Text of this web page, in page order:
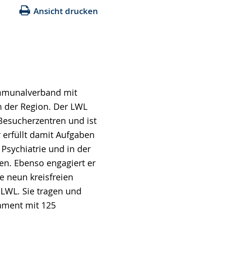
Ansicht drucken
mit
Region. Der LWL
und ist
damit Aufgaben
und in der
Ebenso engagiert er
neun kreisfreien
Sie tragen und
mit 125